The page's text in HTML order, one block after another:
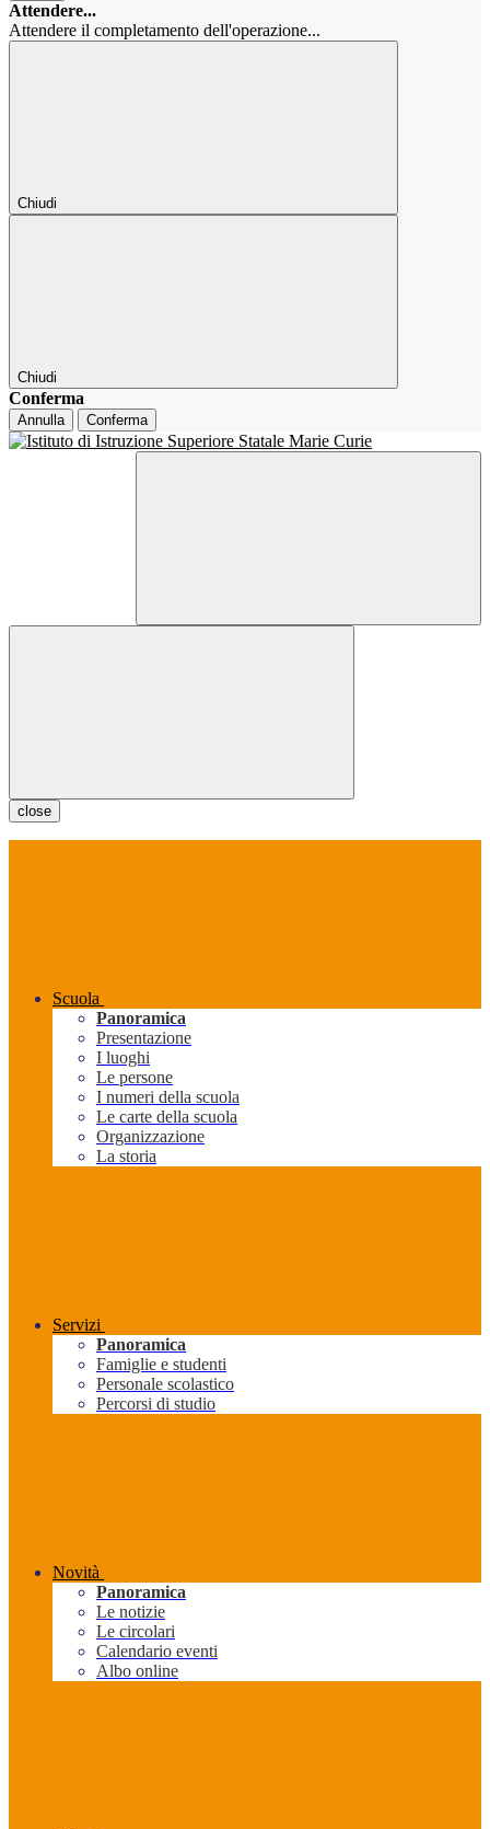
Attendere...
Attendere il completamento dell'operazione...
Chiudi
Chiudi
Conferma
Annulla Conferma
close
Scuola
Panoramica
Presentazione
I luoghi
Le persone
I numeri della scuola
Le carte della scuola
Organizzazione
La storia
Servizi
Panoramica
Famiglie e studenti
Personale scolastico
Percorsi di studio
Novità
Panoramica
Le notizie
Le circolari
Calendario eventi
Albo online